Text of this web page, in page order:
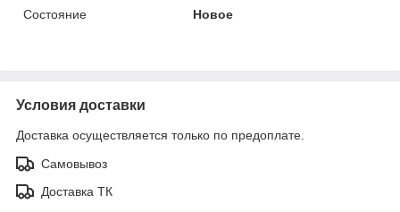
Состояние
Новое
Условия доставки
Доставка осуществляется только по предоплате.
Самовывоз
Доставка ТК